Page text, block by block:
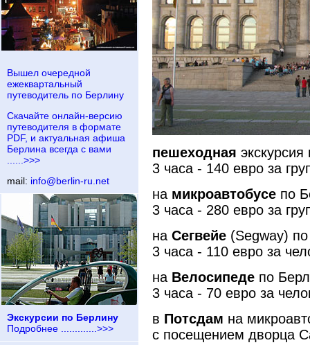
Вышел очередной
ежеквартальный
путеводитель по Берлину
Скачайте онлайн-версию
путеводителя в формате
PDF, и актуальная афиша
Берлина всегда с вами
......>>>
mail: info@berlin-ru.net
Экскурсии по Берлину
Подробнее .............>>>
пешеходная
3 часа - 140 евро за
на микроавтобусе по
3 часа - 280 евро за
на Сегвейе (Segway)
3 часа - 110 евро за
на Велосипеде по
3 часа - 70 евро за
в Потсдам на
с посещением дворца